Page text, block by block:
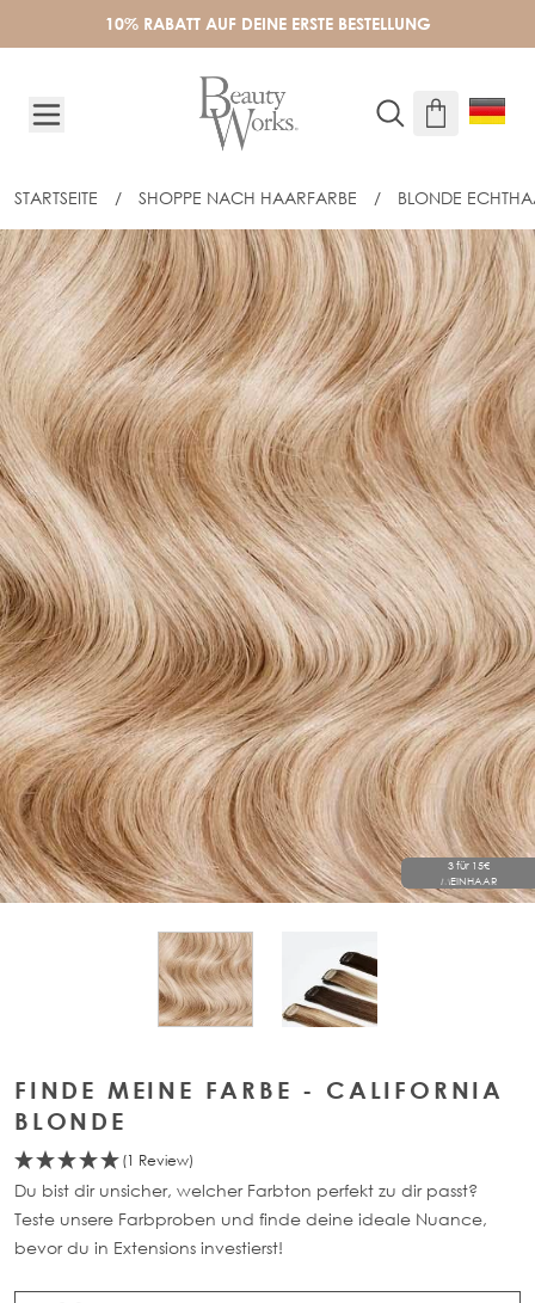
10% RABATT AUF DEINE ERSTE BESTELLUNG
STARTSEITE / SHOPPE NACH HAARFARBE / BLONDE
FINDE MEINE FARBE - CALIFORNIA
3 für 15€
MEINHAAR
View larger image
FINDE MEINE FARBE - CALIFORNIA
BLONDE
(1 Review)
Du bist dir unsicher, welcher Farbton perfekt zu dir passt?
Teste unsere Farbproben und finde deine ideale Nuance,
bevor du in Extensions investierst!